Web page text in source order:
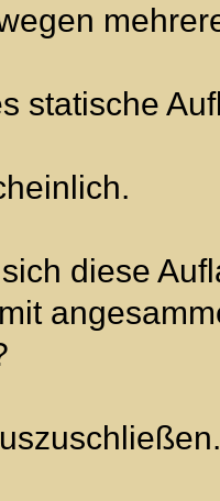
statische
diese